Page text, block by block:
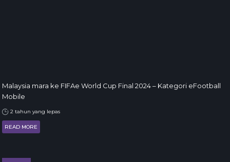
Malaysia mara ke FIFAe World Cup Final 2024 – Kategori eFootball
Mobile
2 tahun yang lepas
READ MORE